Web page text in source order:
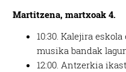
Martitzena, martxoak 4.
10:30.Kalejira
musika bandak
12:00.Antzerkia